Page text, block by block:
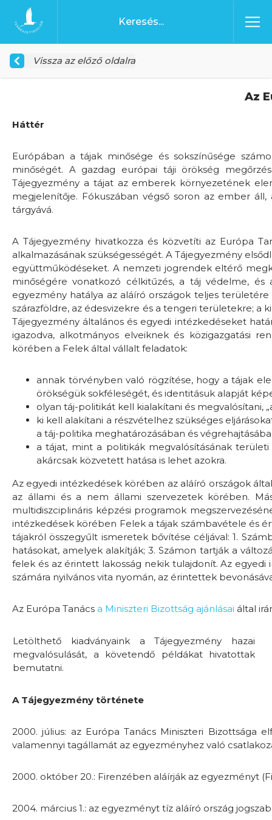
Ugrás a tartalomhoz
Főoldal
Vissza az előző oldalra
Az
Háttér
Európában a tájak minősége és sokszínűsége
minőségét. A gazdag európai táji örökség
Tájegyezmény a tájat az emberek környezetének
megjelenítője. Fókuszában végső soron az ember
tárgyává.
A Tájegyezmény hivatkozza és közvetíti az Európa
alkalmazásának szükségességét. A Tájegyezmény
együttműködéseket. A nemzeti jogrendek eltérő
minőségére vonatkozó célkitűzés, a táj védelme,
egyezmény hatálya az aláíró országok teljes
szárazföldre, az édesvizekre és a tengeri területekre; a
Tájegyezmény általános és egyedi intézkedéseket
igazodva, alkotmányos elveiknek és közigazgatási
körében a Felek által vállalt feladatok:
annak törvényben való rögzítése, hogy a tájak
örökségük sokféleségét, és identitásuk alapját
olyan táj-politikát kell kialakítani és megvalósítani,
ki kell alakítani a részvételhez szükséges
a táj-politika meghatározásában és
a tájat, mint a politikák megvalósításának
akárcsak közvetett hatása is lehet azokra.
Az egyedi intézkedések körében az aláíró országok
az állami és a nem állami szervezetek körében.
multidiszciplináris képzési programok
intézkedések körében Felek a tájak számbavétele és
tájakról összegyűlt ismeretek bővítése céljával: 1.
hatásokat, amelyek alakítják; 3. Számon tartják a
felek és az érintett lakosság nekik tulajdonít. Az
számára nyilvános vita nyomán, az érintettek
Az Európa Tanács a Miniszteri Bizottság ajánlásai által
Letölthető kiadványaink a Tájegyezmény hazai
megvalósulását, a követendő példákat hivatottak
bemutatni.
A Tájegyezmény története
2000. július: az Európa Tanács Miniszteri Bizottsága
valamennyi tagállamát az egyezményhez való
2000. október 20.: Firenzében aláírják az egyezményt
2004. március 1.: az egyezményt tíz aláíró ország